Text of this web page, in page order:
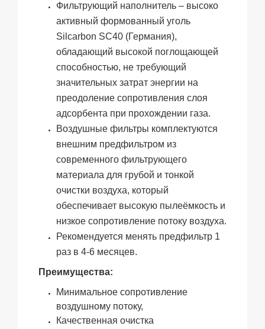
Фильтрующий наполнитель – высоко
активный формованный уголь
Silcarbon SC40 (Германия),
обладающий высокой поглощающей
способностью, не требующий
значительных затрат энергии на
преодоление сопротивления слоя
адсорбента при прохождении газа.
Воздушные фильтры комплектуются
внешним предфильтром из
современного фильтрующего
материала для грубой и тонкой
очистки воздуха, который
обеспечивает высокую пылеёмкость и
низкое сопротивление потоку воздуха.
Рекомендуется менять предфильтр 1
раз в 4-6 месяцев.
Преимущества:
Минимальное сопротивление
воздушному потоку,
Качественная очистка